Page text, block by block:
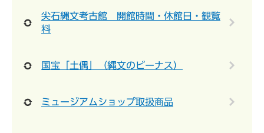
尖石縄文考古館 開館時間・休館日・観覧
料
国宝「土偶」（縄文のビーナス）
ミュージアムショップ取扱商品